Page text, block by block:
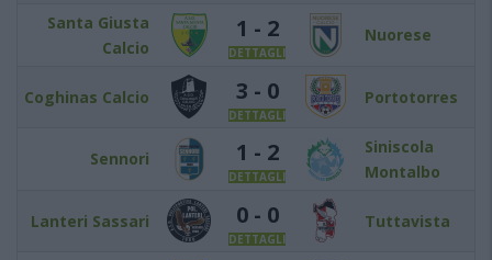
Santa Giusta
Calcio
1 - 2
DETTAGLI
Nuorese
Coghinas Calcio 3 - 0
DETTAGLI
Portotorres
Sennori 1 - 2
DETTAGLI
Siniscola
Montalbo
Lanteri Sassari 0 - 0
DETTAGLI
Tuttavista